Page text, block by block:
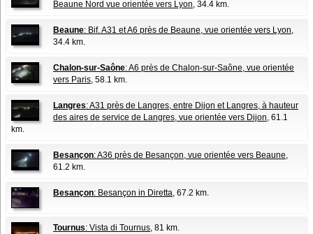
Beaune Nord vue orientée vers Lyon, 34.4 km.
Beaune: Bif. A31 et A6 près de Beaune, vue orientée vers Lyon,
34.4 km.
Chalon-sur-Saône: A6 près de Chalon-sur-Saône, vue orientée
vers Paris, 58.1 km.
Langres: A31 près de Langres, entre Dijon et Langres, à hauteur
des aires de service de Langres, vue orientée vers Dijon, 61.1
km.
Besançon: A36 près de Besançon, vue orientée vers Beaune,
61.2 km.
Besançon: Besançon in Diretta, 67.2 km.
Tournus: Vista di Tournus, 81 km.